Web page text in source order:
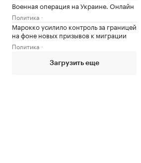
Военная операция на Украине. Онлайн
Политика
Марокко усилило контроль за границей
на фоне новых призывов к миграции
Политика
Загрузить еще